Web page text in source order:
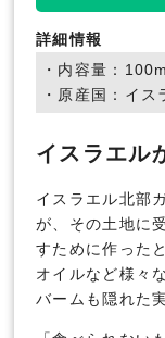
詳細情報
・内容量：
・原産国：イス
イスラエル
イスラエル北部
が、その土地に
すために作った
オイルなど様々
バームも隠れた